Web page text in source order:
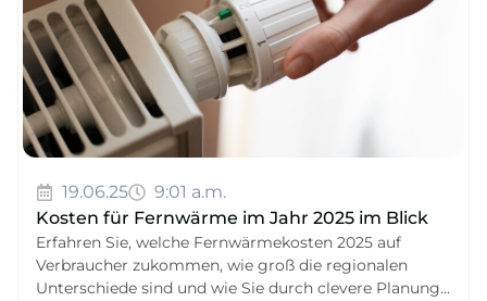
19.06.25
9:01 a.m.
Kosten für Fernwärme im Jahr 2025 im Blick
Erfahren Sie, welche Fernwärmekosten 2025 auf
Verbraucher zukommen, wie groß die regionalen
Unterschiede sind und wie Sie durch clevere Planung...